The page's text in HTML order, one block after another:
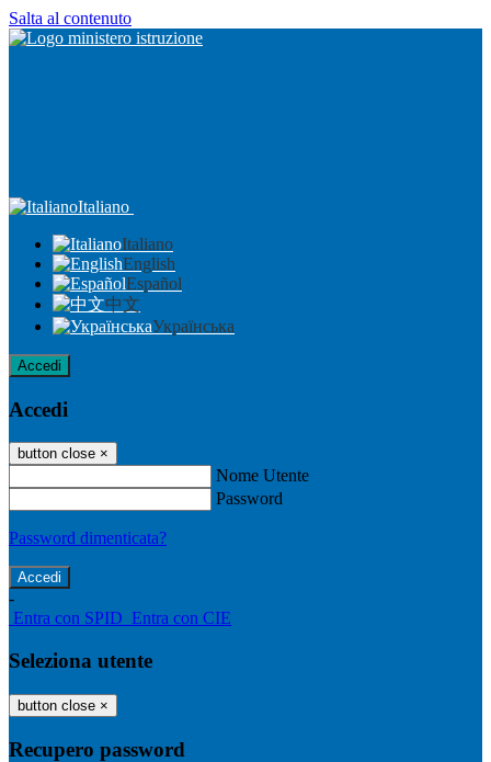
Salta al contenuto
Italiano
Italiano
English
Español
中文
Українська
Accedi
Accedi
button close ×
Nome Utente
Password
Password dimenticata?
-
Entra con SPID Entra con CIE
Seleziona utente
button close ×
Recupero password